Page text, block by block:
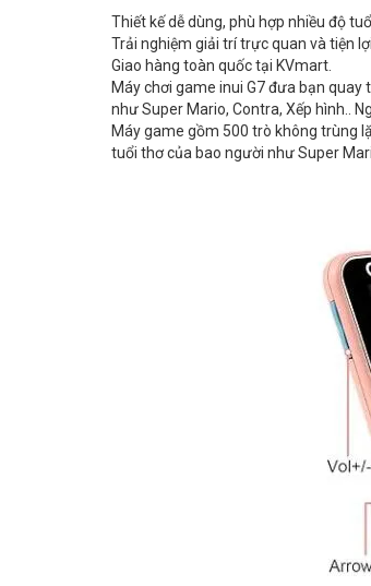
Thiết kế dễ dùng, phù hợp nhiều độ
Trải nghiệm giải trí trực quan và tiện
Giao hàng toàn quốc tại KVmart.
Máy chơi game inui G7 đưa bạn
như Super Mario, Contra, Xếp hình..
Máy game gồm 500 trò không trùng
tuổi thơ của bao người như Super